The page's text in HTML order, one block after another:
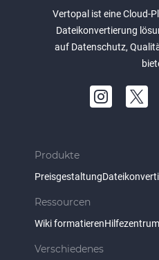
Vertopal ist eine Cloud-
Dateikonvertierung
auf Datenschutz,
Produkte
Preisgestaltung
Ressourcen
Wiki formatierenHilfezentrum
Verschiedenes